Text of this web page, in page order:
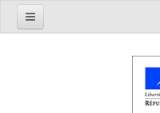
Présentation du